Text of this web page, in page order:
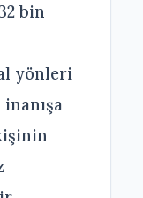
bin
yönleri